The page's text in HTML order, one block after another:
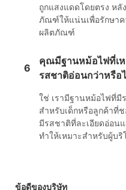
ถูกแสงแดดโดยตรง หลั
ภัณฑ์ให้แน่นเพื่อรักษา
ผลิตภัณฑ์
6
คุณมีฐานหม้อไฟที่เ
รสชาติอ่อนกว่าหรือ
ใช่ เรามีฐานหม้อไฟที่มี
สำหรับเด็กหรือลูกค้าที่ช
มีรสชาติที่ละเอียดอ่อน
ทำให้เหมาะสำหรับผู้บริ
ข้อดีของบริษัท